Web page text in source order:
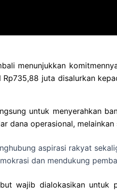
menunjukkan
juta disalurkan
untuk menyerahkan
dana operasional,
aspirasi rakyat
dan mendukung
wajib dialokasikan